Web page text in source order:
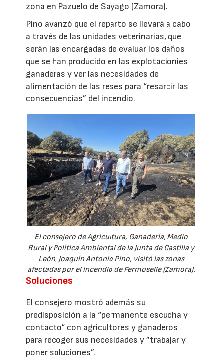
zona en Pazuelo de Sayago (Zamora).
Pino avanzó que el reparto se llevará a cabo
a través de las unidades veterinarias, que
serán las encargadas de evaluar los daños
que se han producido en las explotacionies
ganaderas y ver las necesidades de
alimentación de las reses para “resarcir las
consecuencias” del incendio.
El consejero de Agricultura, Ganadería, Medio
Rural y Política Ambiental de la Junta de Castilla y
León, Joaquín Antonio Pino, visitó las zonas
afectadas por el incendio de Fermoselle (Zamora).
Soluciones
El consejero mostró además su
predisposición a la “permanente escucha y
contacto“ con agricultores y ganaderos
para recoger sus necesidades y ”trabajar y
poner soluciones”.